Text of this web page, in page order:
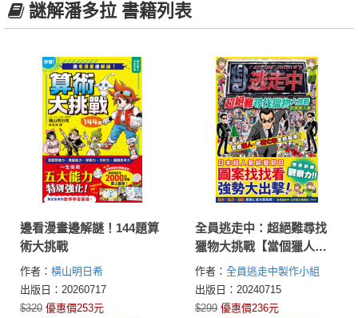
謎解潘多拉 書籍列表
邊看漫畫邊解謎！144題算
術大挑戰
作者： 橫山明日希
出版日：20260717
$320 優惠價253元
全員逃走中：超絕難尋找
獵物大挑戰【當個獵人
篇】～訓練觀察力！限時
抓到最多逃亡者！
作者： 全員逃走中製作小組
（富士電視台）
出版日：20240715
$299 優惠價236元